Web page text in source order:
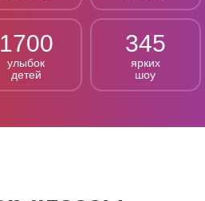
1700
улыбок
детей
345
ярких
шоу